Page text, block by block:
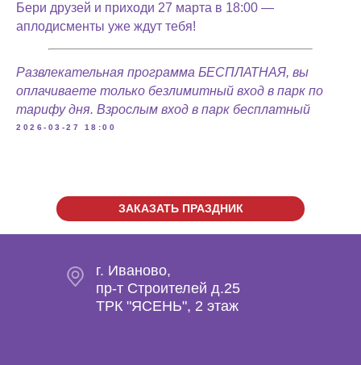
Бери друзей и приходи 27 марта в 18:00 —
аплодисменты уже ждут тебя!
Развлекательная программа БЕСПЛАТНАЯ, вы
оплачиваете только безлимитный вход в парк по
тарифу дня. Взрослым вход в парк бесплатный
2026-03-27 18:00
ЗАКАЗАТЬ ПРАЗДНИК
г. Иваново,
пр-т Строителей д.25
ТРК "ЯСЕНЬ", 2 этаж